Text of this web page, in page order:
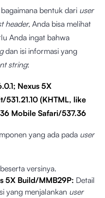
bentuk dari user
header,Anda bisa melihat
Anda ingat bahwa
dan isi informasi yang
string:
Nexus 5X
(KHTML, like
Mobile Safari/537.36
yang ada pada user
beserta versinya.
5X Build/MMB29P: Detail
yang menjalankan user